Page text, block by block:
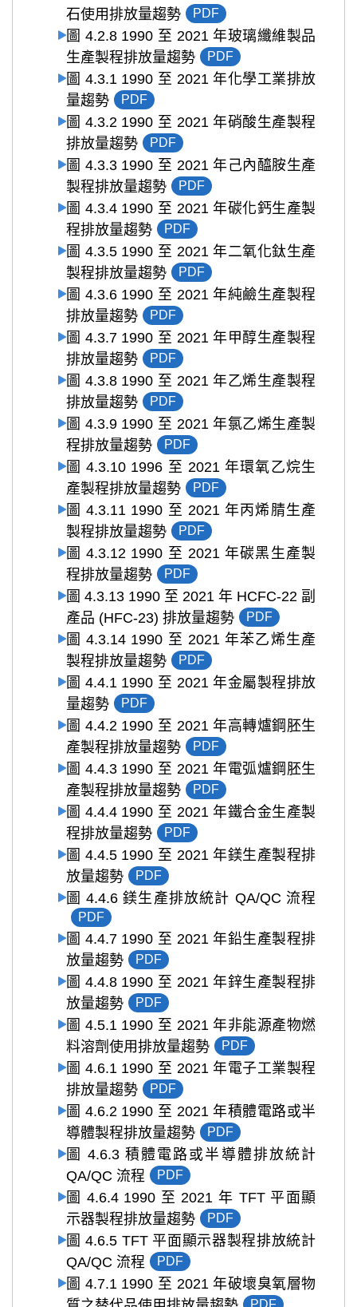
石使用排放量趨勢
PDF
圖 4.2.8 1990 至 2021 年玻璃纖維製品
生產製程排放量趨勢
PDF
圖 4.3.1 1990 至 2021 年化學工業排放
量趨勢
PDF
圖 4.3.2 1990 至 2021 年硝酸生產製程
排放量趨勢
PDF
圖 4.3.3 1990 至 2021 年己內醯胺生產
製程排放量趨勢
PDF
圖 4.3.4 1990 至 2021 年碳化鈣生產製
程排放量趨勢
PDF
圖 4.3.5 1990 至 2021 年二氧化鈦生產
製程排放量趨勢
PDF
圖 4.3.6 1990 至 2021 年純鹼生產製程
排放量趨勢
PDF
圖 4.3.7 1990 至 2021 年甲醇生產製程
排放量趨勢
PDF
圖 4.3.8 1990 至 2021 年乙烯生產製程
排放量趨勢
PDF
圖 4.3.9 1990 至 2021 年氯乙烯生產製
程排放量趨勢
PDF
圖 4.3.10 1996 至 2021 年環氧乙烷生
產製程排放量趨勢
PDF
圖 4.3.11 1990 至 2021 年丙烯腈生產
製程排放量趨勢
PDF
圖 4.3.12 1990 至 2021 年碳黑生產製
程排放量趨勢
PDF
圖 4.3.13 1990 至 2021 年 HCFC-22 副
產品 (HFC-23) 排放量趨勢
PDF
圖 4.3.14 1990 至 2021 年苯乙烯生產
製程排放量趨勢
PDF
圖 4.4.1 1990 至 2021 年金屬製程排放
量趨勢
PDF
圖 4.4.2 1990 至 2021 年高轉爐鋼胚生
產製程排放量趨勢
PDF
圖 4.4.3 1990 至 2021 年電弧爐鋼胚生
產製程排放量趨勢
PDF
圖 4.4.4 1990 至 2021 年鐵合金生產製
程排放量趨勢
PDF
圖 4.4.5 1990 至 2021 年鎂生產製程排
放量趨勢
PDF
圖 4.4.6 鎂生產排放統計 QA/QC 流程
PDF
圖 4.4.7 1990 至 2021 年鉛生產製程排
放量趨勢
PDF
圖 4.4.8 1990 至 2021 年鋅生產製程排
放量趨勢
PDF
圖 4.5.1 1990 至 2021 年非能源產物燃
料溶劑使用排放量趨勢
PDF
圖 4.6.1 1990 至 2021 年電子工業製程
排放量趨勢
PDF
圖 4.6.2 1990 至 2021 年積體電路或半
導體製程排放量趨勢
PDF
圖 4.6.3 積體電路或半導體排放統計
QA/QC 流程
PDF
圖 4.6.4 1990 至 2021 年 TFT 平面顯
示器製程排放量趨勢
PDF
圖 4.6.5 TFT 平面顯示器製程排放統計
QA/QC 流程
PDF
圖 4.7.1 1990 至 2021 年破壞臭氧層物
PDF